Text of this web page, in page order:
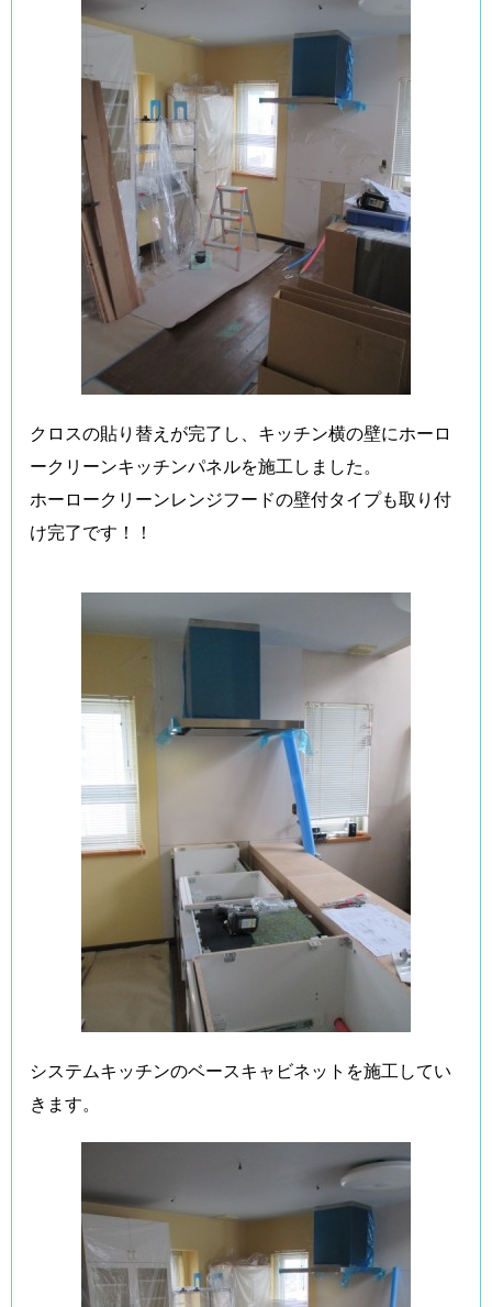
クロスの貼り替えが完了し、キッチン横の壁にホーロ
ークリーンキッチンパネルを施工しました。
ホーロークリーンレンジフードの壁付タイプも取り付
け完了です！！
システムキッチンのベースキャビネットを施工してい
きます。